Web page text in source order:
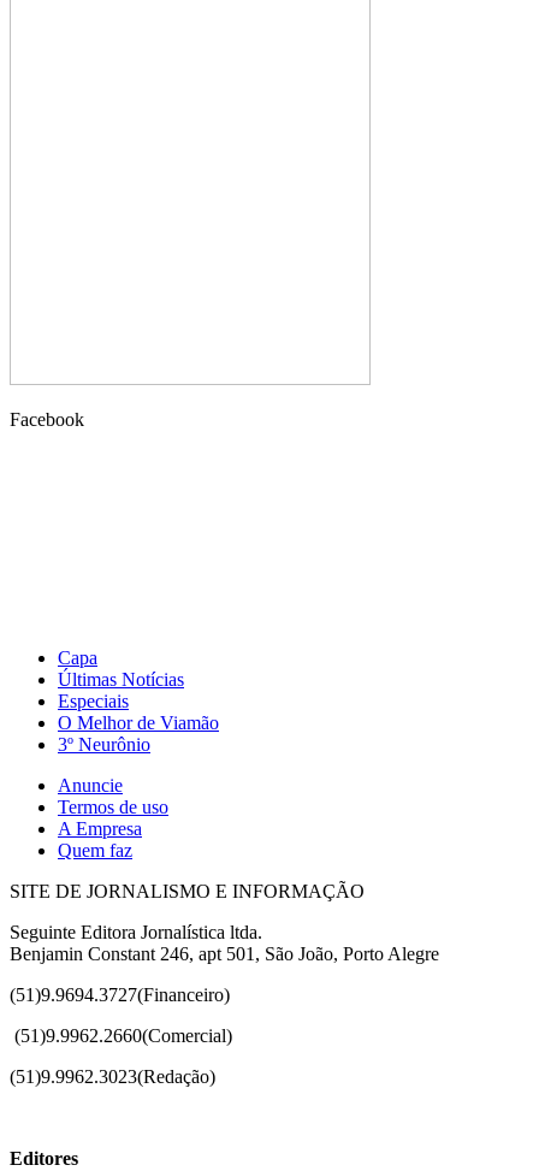
Facebook
Capa
Últimas Notícias
Especiais
O Melhor de Viamão
3º Neurônio
Anuncie
Termos de uso
A Empresa
Quem faz
SITE DE JORNALISMO E INFORMAÇÃO
Seguinte Editora Jornalística ltda.
Benjamin Constant 246, apt 501, São João, Porto Alegre
(51)9.9694.3727(Financeiro)
(51)9.9962.2660(Comercial)
(51)9.9962.3023(Redação)
Editores